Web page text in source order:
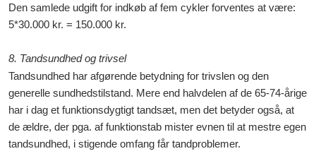
Den samlede udgift for indkøb af fem cykler forventes at være:
5*30.000 kr. = 150.000 kr.
8. Tandsundhed og trivsel
Tandsundhed har afgørende betydning for trivslen og den
generelle sundhedstilstand. Mere end halvdelen af de 65-74-årige
har i dag et funktionsdygtigt tandsæt, men det betyder også, at
de ældre, der pga. af funktionstab mister evnen til at mestre egen
tandsundhed, i stigende omfang får tandproblemer.